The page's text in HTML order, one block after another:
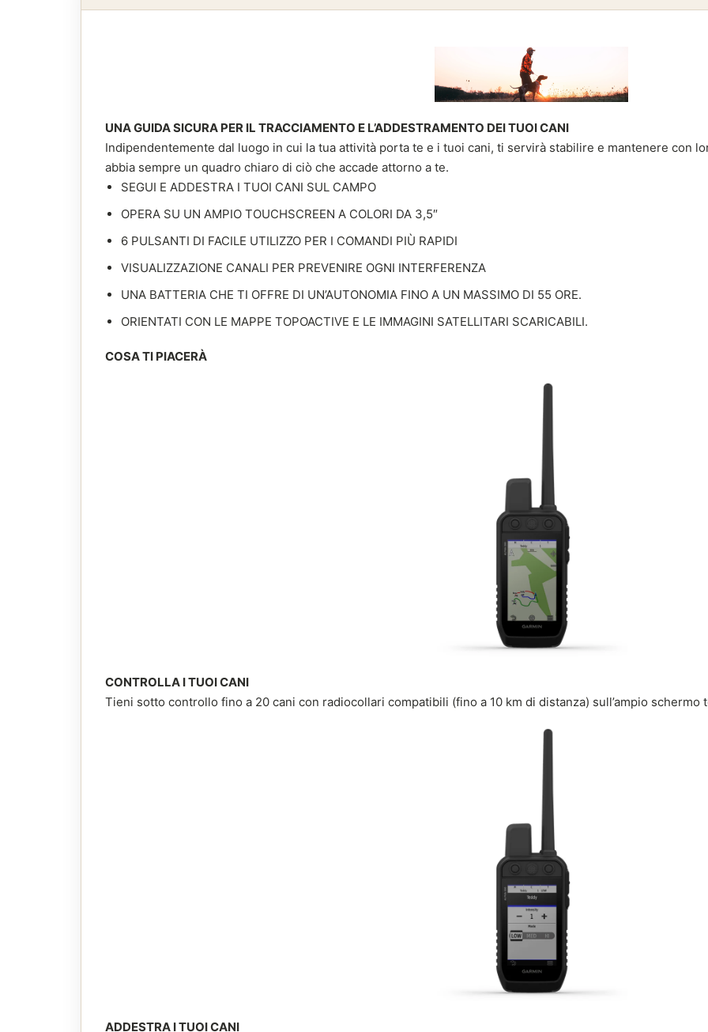
UNA GUIDA SICURA PER IL TRACCIAMENTO E L’ADDESTRAMENTO DEI TUOI CANI
Indipendentemente dal luogo in cui la tua attività porta te e i tuoi cani, ti servirà stabilire e mantenere con
abbia sempre un quadro chiaro di ciò che accade attorno a te.
SEGUI E ADDESTRA I TUOI CANI SUL CAMPO
OPERA SU UN AMPIO TOUCHSCREEN A COLORI DA 3,5″
6 PULSANTI DI FACILE UTILIZZO PER I COMANDI PIÙ RAPIDI
VISUALIZZAZIONE CANALI PER PREVENIRE OGNI INTERFERENZA
UNA BATTERIA CHE TI OFFRE DI UN’AUTONOMIA FINO A UN MASSIMO DI 55 ORE.
ORIENTATI CON LE MAPPE TOPOACTIVE E LE IMMAGINI SATELLITARI SCARICABILI.
COSA TI PIACERÀ
CONTROLLA I TUOI CANI
Tieni sotto controllo fino a 20 cani con radiocollari compatibili (fino a 10 km di distanza) sull’ampio schermo
ADDESTRA I TUOI CANI